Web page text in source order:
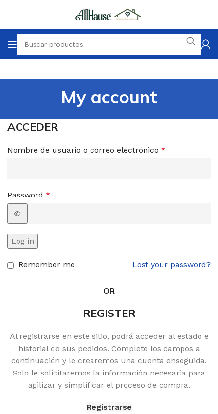
My account
ACCEDER
Nombre de usuario o correo electrónico *
Password *
Log in
Lost your password?
Remember me
OR
REGISTER
Al registrarse en este sitio, podrá acceder al estado e
historial de sus pedidos. Complete los campos a
continuación y le crearemos una cuenta enseguida.
Solo le solicitaremos la información necesaria para
agilizar y simplificar el proceso de compra.
Registrarse